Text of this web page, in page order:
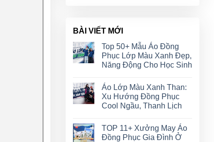
BÀI VIẾT MỚI
Top 50+ Mẫu Áo Đồng
Phục Lớp Màu Xanh Đẹp,
Năng Động Cho Học Sinh
Áo Lớp Màu Xanh Than:
Xu Hướng Đồng Phục
Cool Ngầu, Thanh Lịch
TOP 11+ Xưởng May Áo
Đồng Phục Gia Đình Ở